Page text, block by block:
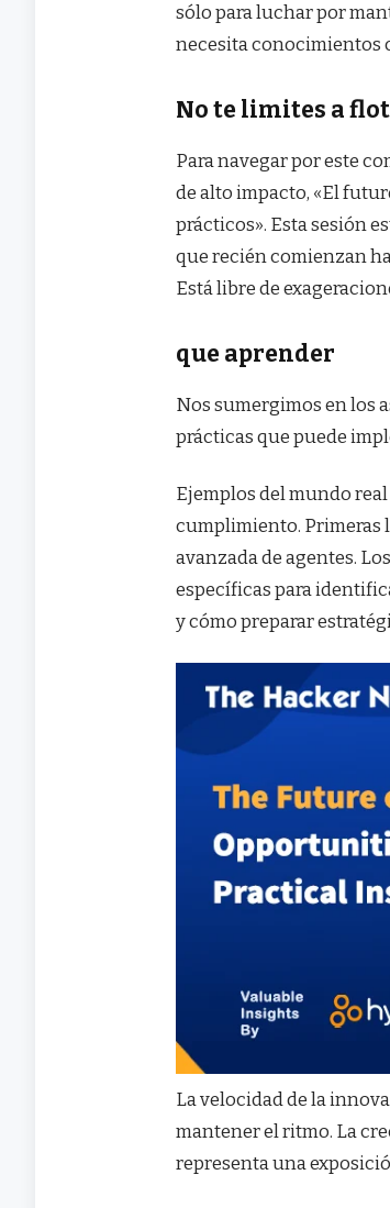
sólo para luchar por
necesita conocimientos
No te limites a
Para navegar por este
de alto impacto, «El
prácticos». Esta sesión
que recién comienzan
Está libre de
que aprender
Nos sumergimos en los
prácticas que puede
Ejemplos del mundo
cumplimiento. Primeras
avanzada de agentes.
específicas para
y cómo preparar
La velocidad de la
mantener el ritmo. La
representa una